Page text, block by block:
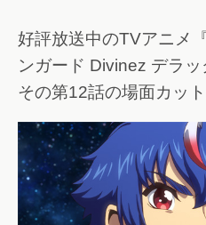
好評放送中のTVアニメ
ンガード Divinez デラッ
その第12話の場面カッ